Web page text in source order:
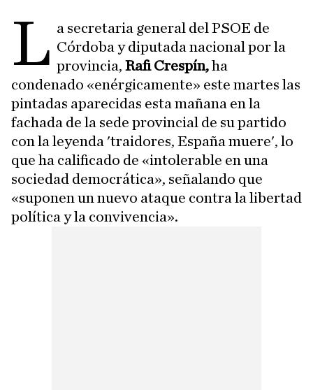
L a secretaria general del PSOE de
Córdoba y diputada nacional por la
provincia,Rafi Crespín,ha
condenado «enérgicamente» este martes las
pintadas aparecidas esta mañana en la
fachada de la sede provincial de su partido
con la leyenda 'traidores, España muere', lo
que ha calificado de «intolerable en una
sociedad democrática», señalando que
«suponen un nuevo ataque contra la libertad
política y la convivencia».